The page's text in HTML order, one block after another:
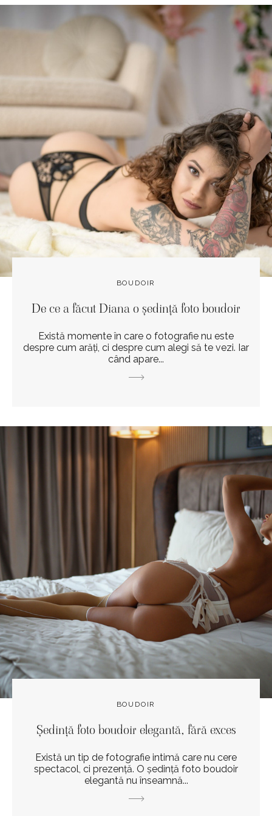
BOUDOIR
De ce a făcut Diana o ședință foto boudoir
Există momente în care o fotografie nu este
despre cum arăți, ci despre cum alegi să te vezi. Iar
când apare...
BOUDOIR
Ședință foto boudoir elegantă, fără exces
Există un tip de fotografie intimă care nu cere
spectacol, ci prezență. O ședință foto boudoir
elegantă nu înseamnă...